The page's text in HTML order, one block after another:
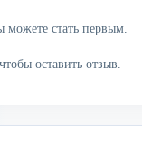
можете стать первым.
оставить отзыв.